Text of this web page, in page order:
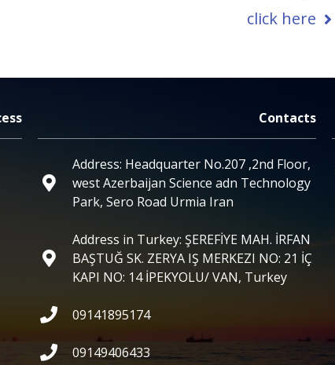
click here
Contacts
Address: Headquarter No.207 ,2nd Floor,
west Azerbaijan Science adn Technology
Park, Sero Road Urmia Iran
Address in Turkey: ŞEREFİYE MAH. İRFAN
BAŞTUĞ SK. ZERYA IŞ MERKEZI NO: 21 İÇ
KAPI NO: 14 İPEKYOLU/ VAN, Turkey
09141895174
09149406433